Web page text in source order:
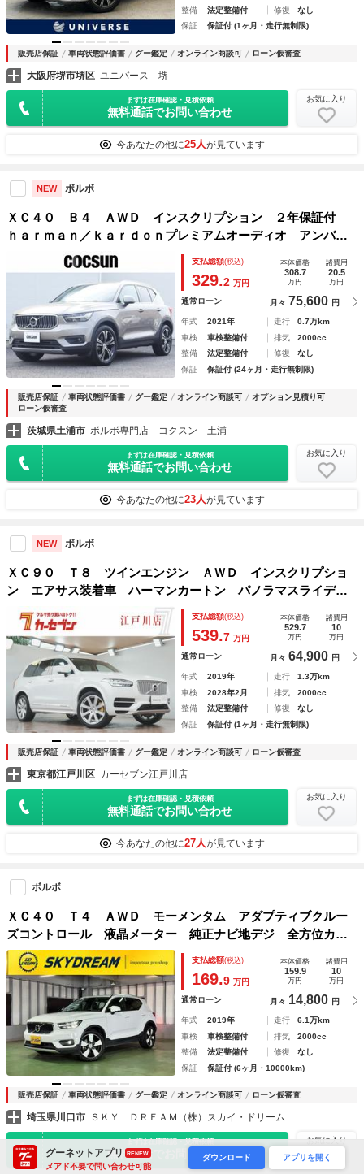
整備
法定整備付 修復
なし
保証
保証付 (1ヶ月・走行無制限)
販売店保証 車両状態評価書 グー鑑定 オンライン商談可 ローン仮審査
大阪府堺市堺区 ユニバース 堺
まずは在庫確認・見積依頼
無料通話でお問い合わせ
お気に入り
今あなたの他に25人が見ています
NEW ボルボ
ＸＣ４０ Ｂ４ ＡＷＤ インスクリプション ２年保証付
ｈａｒｍａｎ／ｋａｒｄｏｎプレミアムオーディオ アンバー
本革シート パワーシート シートヒーター ナビゲーショ
ン ３６０°ビューカメラ ドライブレコーダー オレフォス製
クリスタルシフトノブ
支払総額(税込)
329.2 万円
本体価格
308.7
万円
諸費用
20.5
万円
通常ローン 月々 75,600 円
年式 2021年 走行
0.7万km
車検
車検整備付 排気
2000cc
整備
法定整備付 修復
なし
保証
保証付 (24ヶ月・走行無制限)
販売店保証 車両状態評価書 グー鑑定 オンライン商談可
オプション見積り可
ローン仮審査
茨城県土浦市 ボルボ専門店 コクスン 土浦
まずは在庫確認・見積依頼
無料通話でお問い合わせ
お気に入り
今あなたの他に23人が見ています
NEW ボルボ
ＸＣ９０ Ｔ８ ツインエンジン ＡＷＤ インスクリプショ
ン エアサス装着車 ハーマンカートン パノラマスライディ
ングルーフ 純正ナビ フルセグテレビ 全方位カメラ 本革
シート パワーシート アップルカープレイ 運転席シートメ
モリ ステアリングヒーター ＥＴＣ２
支払総額(税込)
539.7 万円
本体価格
529.7
万円
諸費用
10
万円
通常ローン 月々 64,900 円
年式 2019年 走行
1.3万km
車検
2028年2月 排気
2000cc
整備
法定整備付 修復
なし
保証
保証付 (1ヶ月・走行無制限)
販売店保証 車両状態評価書 グー鑑定 オンライン商談可 ローン仮審査
東京都江戸川区 カーセブン江戸川店
まずは在庫確認・見積依頼
無料通話でお問い合わせ
お気に入り
今あなたの他に27人が見ています
ボルボ
ＸＣ４０ Ｔ４ ＡＷＤ モーメンタム アダプティブクルー
ズコントロール 液晶メーター 純正ナビ地デジ 全方位カメ
ラ 前後センサ 電動リアゲート ＬＥＤライト ハーフレザ
ーシート １９ＡＷ アップルカープレイ ドライブモード
６か月保証付き
支払総額(税込)
169.9 万円
本体価格
159.9
万円
諸費用
10
万円
通常ローン 月々 14,800 円
年式 2019年 走行
6.1万km
車検
車検整備付 排気
2000cc
整備
法定整備付 修復
なし
保証
保証付 (6ヶ月・10000km)
販売店保証 車両状態評価書 グー鑑定 オンライン商談可 ローン仮審査
埼玉県川口市 ＳＫＹ ＤＲＥＡＭ（株）スカイ・ドリーム
まずは在庫確認・見積依頼
無料通話でお問い合わせ
お気に入り
グーネットアプリ RENEW
メアド不要で問い合わせ可能
ダウンロード アプリを開く